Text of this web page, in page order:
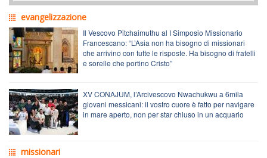
evangelizzazione
Il Vescovo Pitchaimuthu al I Simposio Missionario
Francescano: “L’Asia non ha bisogno di missionari
che arrivino con tutte le risposte. Ha bisogno di fratelli
e sorelle che portino Cristo”
XV CONAJUM, l’Arcivescovo Nwachukwu a 6mila
giovani messicani: il vostro cuore è fatto per navigare
in mare aperto, non per star chiuso in un acquario
missionari